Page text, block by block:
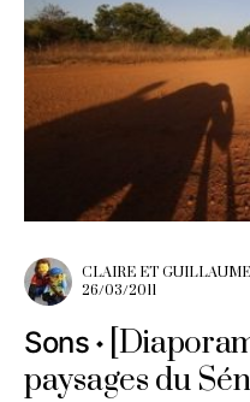
CLAIRE ET GUILLAUME
26/03/2011
Sons
paysages du